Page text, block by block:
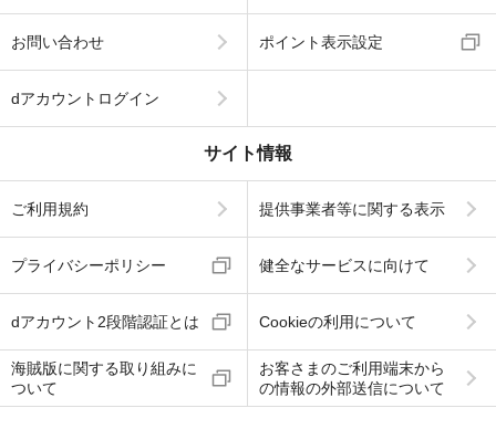
お問い合わせ ポイント表示設定
dアカウントログイン
サイト情報
ご利用規約 提供事業者等に関する表示
プライバシーポリシー 健全なサービスに向けて
dアカウント2段階認証とは Cookieの利用について
海賊版に関する取り組みに
ついて
お客さまのご利用端末から
の情報の外部送信について